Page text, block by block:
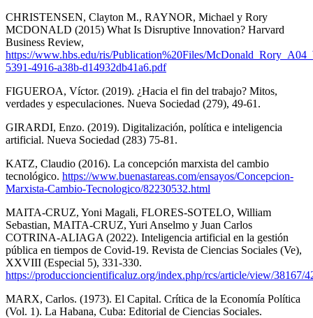
CHRISTENSEN, Clayton M., RAYNOR, Michael y Rory
MCDONALD (2015) What Is Disruptive Innovation? Harvard
Business Review,
https://www.hbs.edu/ris/Publication%20Files/
5391-4916-a38b-d14932db41a6.pdf
FIGUEROA, Víctor. (2019). ¿Hacia el fin del trabajo? Mitos,
verdades y especulaciones. Nueva Sociedad (279), 49-61.
GIRARDI, Enzo. (2019). Digitalización, política e inteligencia
artificial. Nueva Sociedad (283) 75-81.
KATZ, Claudio (2016). La concepción marxista del cambio
tecnológico. https://www.buenastareas.com/ensayos/Concepcion-
Marxista-Cambio-Tecnologico/82230532.html
MAITA-CRUZ, Yoni Magali, FLORES-SOTELO, William
Sebastian, MAITA-CRUZ, Yuri Anselmo y Juan Carlos
COTRINA-ALIAGA (2022). Inteligencia artificial en la gestión
pública en tiempos de Covid-19. Revista de Ciencias Sociales (Ve),
XXVIII (Especial 5), 331-330.
https://produccioncientificaluz.org/index.php/rcs/article/view/38167/
MARX, Carlos. (1973). El Capital. Crítica de la Economía Política
(Vol. 1). La Habana, Cuba: Editorial de Ciencias Sociales.